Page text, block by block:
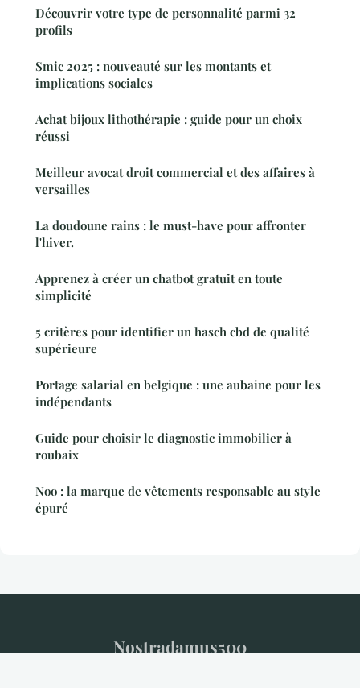
Découvrir votre type de personnalité parmi 32
profils
Smic 2025 : nouveauté sur les montants et
implications sociales
Achat bijoux lithothérapie : guide pour un choix
réussi
Meilleur avocat droit commercial et des affaires à
versailles
La doudoune rains : le must-have pour affronter
l'hiver.
Apprenez à créer un chatbot gratuit en toute
simplicité
5 critères pour identifier un hasch cbd de qualité
supérieure
Portage salarial en belgique : une aubaine pour les
indépendants
Guide pour choisir le diagnostic immobilier à
roubaix
Noo : la marque de vêtements responsable au style
épuré
Nostradamus500